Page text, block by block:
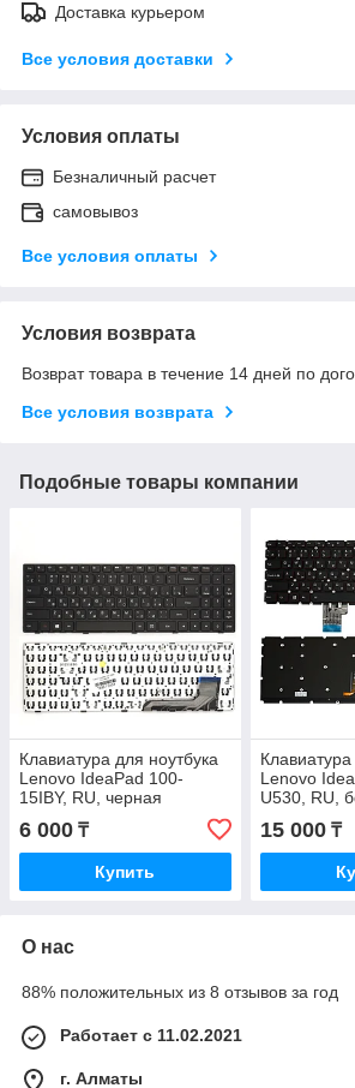
Доставка курьером
Все условия доставки
Условия оплаты
Безналичный расчет
самовывоз
Все условия оплаты
Условия возврата
Возврат товара в течение 14 дней по
Все условия возврата
Подобные товары компании
Клавиатура для ноутбука
Lenovo IdeaPad 100-
15IBY, RU, черная
6 000 ₸
Купить
Lenovo
U530, RU,
подсветка,
черная
15 000₸
О нас
88% положительных из 8 отзывов за год
Работает с 11.02.2021
г. Алматы